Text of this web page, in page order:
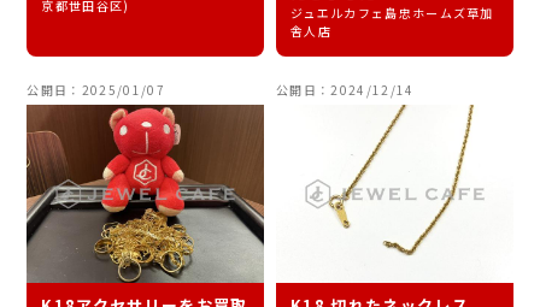
京都世田谷区)
ジュエルカフェ島忠ホームズ草加
舎人店
公開日：2025/01/07 公開日：2024/12/14